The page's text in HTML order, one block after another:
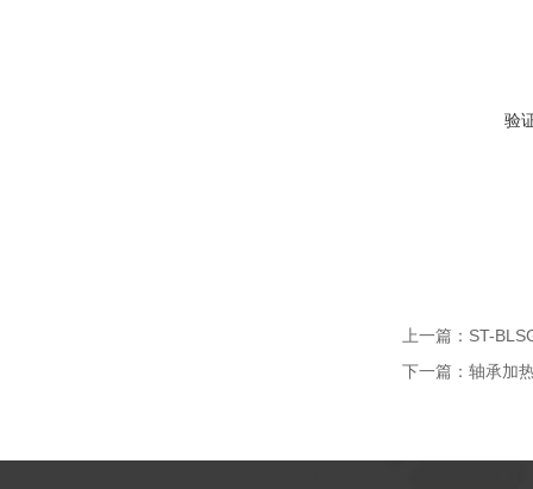
验
上一篇： ST-
下一篇： 轴承加